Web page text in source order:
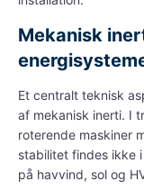
Mekanisk
Et centralt teknisk
af mekanisk inerti. I
roterende maskiner
stabilitet findes ikke
på havvind, sol og